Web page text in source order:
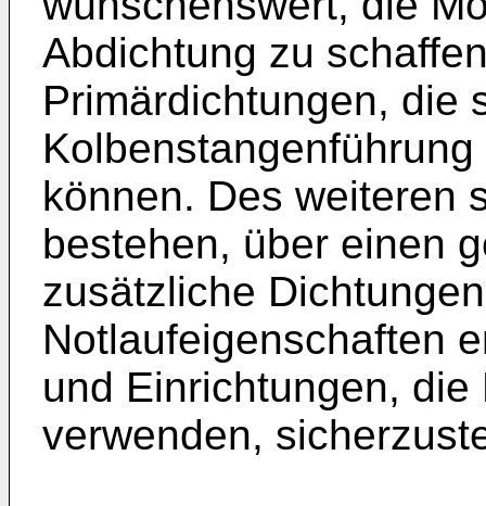
Abdichtung zu
Primärdichtungen, die
können. Des weiteren
bestehen, über einen
zusätzliche
Notlaufeigenschaften
und Einrichtungen,
verwenden,